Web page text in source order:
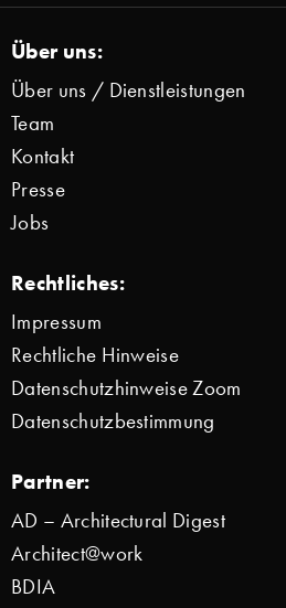
Über uns:
Über uns / Dienstleistungen
Team
Kontakt
Presse
Jobs
Rechtliches:
Impressum
Rechtliche Hinweise
Datenschutzhinweise Zoom
Datenschutzbestimmung
Partner:
AD – Architectural Digest
Architect@work
BDIA